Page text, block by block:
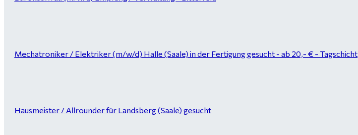
Mechatroniker / Elektriker (m/w/d) Halle (Saale) in der Fertigung gesucht - ab 20,- € - Tagschicht
Hausmeister / Allrounder für Landsberg (Saale) gesucht